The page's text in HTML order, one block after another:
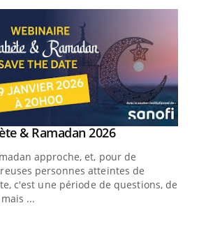
& Ramadan 2026Youtube
approche, et, pour de
personnes atteintes de
c'est une période de questions, de
...